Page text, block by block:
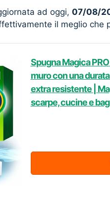
ad oggi, 07/08/
il meglio che
Spugna Magica
muro con una
extra resistente |
scarpe, cucine e